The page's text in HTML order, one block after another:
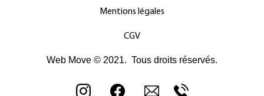
Mentions légales
CGV
Web Move © 2021. Tous droits réservés.